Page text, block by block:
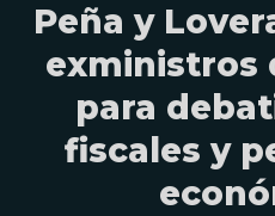
Peña y
exministros
para
fiscales y